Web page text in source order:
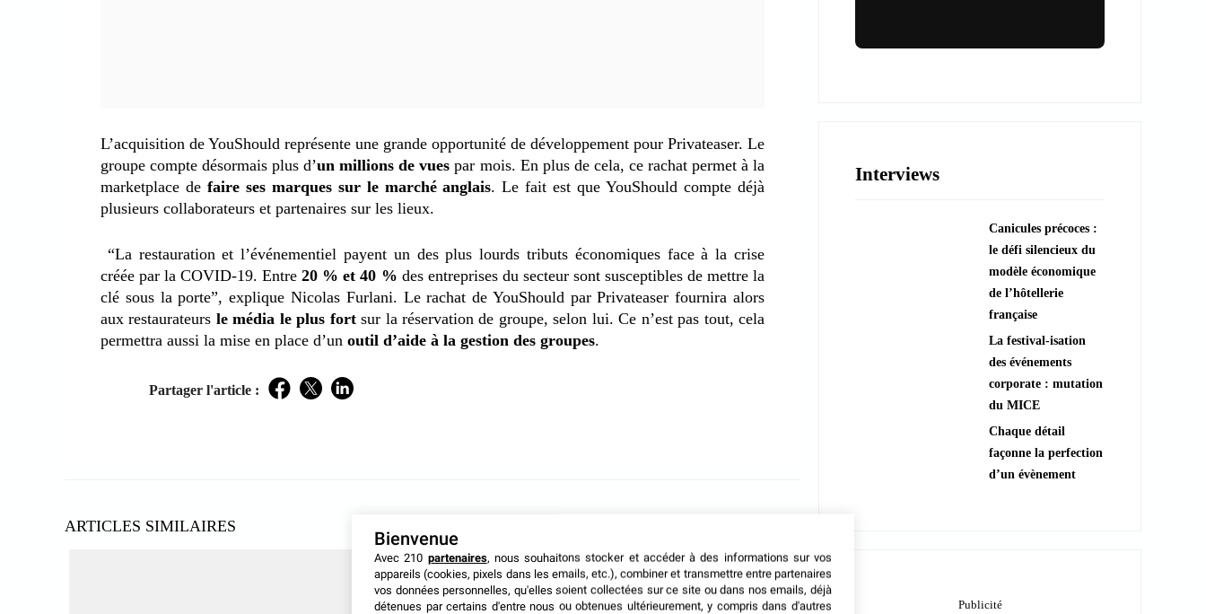
L’acquisition de YouShould représente une grande opportunité de développement pour Privateaser. Le
groupe compte désormais plus d’un millions de vues par mois. En plus de cela, ce rachat permet à la
marketplace defaire ses marques sur le marché anglais. Le fait est que YouShould compte déjà
plusieurs collaborateurs et partenaires sur les lieux.
“La restauration et l’événementiel payent un des plus lourds tributs économiques face à la crise
créée par la COVID-19. Entre20 % et 40 % des entreprises du secteur sont susceptibles de mettre la
clé sous la porte”, explique Nicolas Furlani. Le rachat de YouShould par Privateaser fournira alors
aux restaurateurs le média le plus fortsur la réservation de groupe, selon lui. Ce n’est pas tout, cela
permettra aussi la mise en place d’un outil d’aide à la gestion des groupes.
Partager l'article : Facebook
TwitterLinkedIn
ARTICLES SIMILAIRES
???? Explorer les animations
Interviews
Canicules précoces :
le défi silencieux du
modèle économique
de l’hôtellerie
française
La festival-isation
des événements
corporate : mutation
du MICE
Chaque détail
façonne la perfection
d’un évènement
Bienvenue
Avec 210 partenaires, nous souhaitons stocker et accéder à des informations sur vos
appareils (cookies, pixels dans les emails, etc.), combiner et transmettre entre partenaires
vos données personnelles, qu'elles soient collectées sur ce site ou dans nos emails, déjà
détenues par certains d'entre nous ou obtenues ultérieurement, y compris dans d'autres